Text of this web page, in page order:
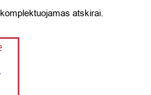
komplektuojamas atskirai.